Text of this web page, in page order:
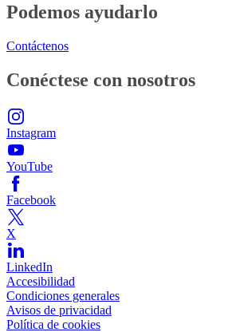
Podemos ayudarlo
Contáctenos
Conéctese con nosotros
Instagram
YouTube
Facebook
X
LinkedIn
Accesibilidad
Condiciones generales
Avisos de privacidad
Política de cookies